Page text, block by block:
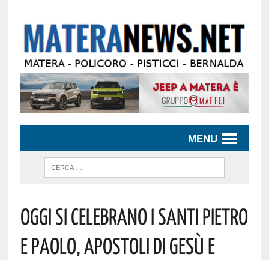
MENU
Oggi Si Celebrano I Santi Pietro
E Paolo, Apostoli Di Gesù E